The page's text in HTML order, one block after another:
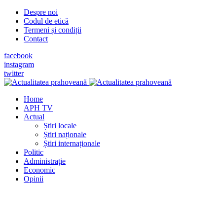
Despre noi
Codul de etică
Termeni și condiții
Contact
facebook
instagram
twitter
Home
APH TV
Actual
Știri locale
Știri naționale
Știri internaționale
Politic
Administrație
Economic
Opinii